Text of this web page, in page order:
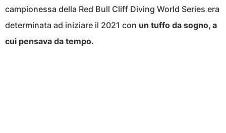
campionessa della Red Bull Cliff Diving World Series era
determinata ad iniziare il 2021 con un tuffo da sogno, a
cui pensava da tempo.